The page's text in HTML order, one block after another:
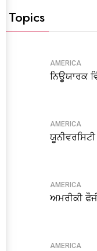
Topics
AMERICA
ਨਿਊਯਾਰਕ
AMERICA
AMERICA
ਅਮਰੀਕੀ
AMERICA